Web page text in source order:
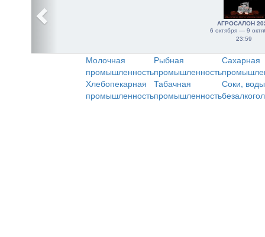
АГРОСАЛОН
6 октября — 9
23:59
Молочная
промышленность
Рыбная
промышленность
Сахарная
Хлебопекарная
промышленность
Табачная
промышленность
Соки,